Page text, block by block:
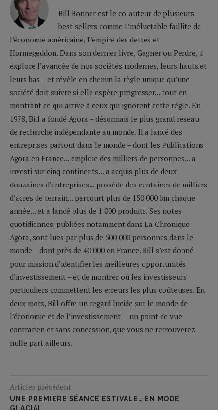
Bill Bonner est le co-auteur de plusieurs
best-sellers comme L’inéluctable faillite de
l’économie américaine, L’empire des dettes et
Hormegeddon. Dans son dernier livre, Gagner ou Perdre, il
explore l’avancée de nos sociétés modernes, leurs hauts et
leurs bas – et révèle en chemin la règle unique qu’une
société doit suivre si elle espère progresser... tout en
montrant ce qui arrive à ceux qui ignorent cette règle. En
1978, Bill a fondé Agora – désormais le plus grand réseau
de recherche indépendante au monde. Il a lancé des
entreprises partout dans le monde – dont les Publications
Agora en France... emploie des milliers de personnes... a
investi sur cinq continents... a acquis plus de deux
douzaines d’entreprises... possède des centaines de milliers
d’acres de terrain... parcourt plus de 150 000 km chaque
année... et a lancé plus de 1 000 produits. Ses notes
quotidiennes, publiées notamment dans La Chronique
Agora, sont lues par plus de 500 000 personnes dans le
monde – dont près de 40 000 en France. Bill s’est donné
pour mission d’identifier les meilleures opportunités
d’investissement – et de montrer où les investisseurs
particuliers commettent les erreurs les plus coûteuses. En
deux mots, Bill offre un regard lucide sur le monde de
l’économie et de l’investissement -- un point de vue
contrarien et sans concession, que vous ne retrouverez
nulle part ailleurs.
Articles précédent
UNE PREMIÈRE SÉANCE ESTIVALE… EN MODE
GLACIAL